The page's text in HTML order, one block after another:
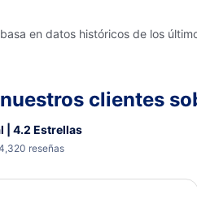
en datos históricos de los
clientes
| 4.2 Estrellas
reseñas